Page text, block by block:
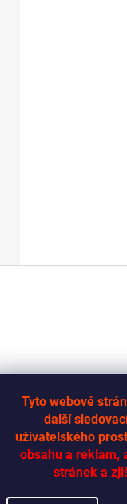
Tyto webové
další
uživatelského
obsahu a reklam,
stránek a